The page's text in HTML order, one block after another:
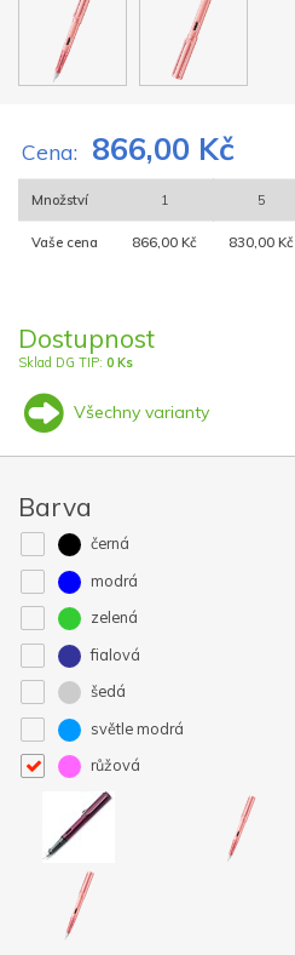
Cena: 866,00 Kč
Množství 1 5
Vaše cena 866,00 Kč 830,00 Kč
Dostupnost
Sklad DG TIP: 0 Ks
Všechny varianty
Barva
černá
modrá
zelená
fialová
šedá
světle modrá
růžová